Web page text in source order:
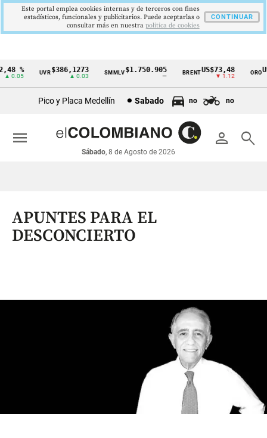
Cintillo
económicos
Colombia
%
0.05
UVR$386,1273
▲ 0.03
SMMLV$1.750.905 BRENTUS$73,48
▼ 1.12
ORO
Pico y Placa Medellín Sabado no no
person search
Sábado, 8 de Agosto de 2026
menu
APUNTES PARA EL
DESCONCIERTO
Este portal emplea cookies internas y de terceros con fines
estadísticos, funcionales y publicitarios. Puede aceptarlas o
consultar más en nuestra politica de cookies
CONTINUAR